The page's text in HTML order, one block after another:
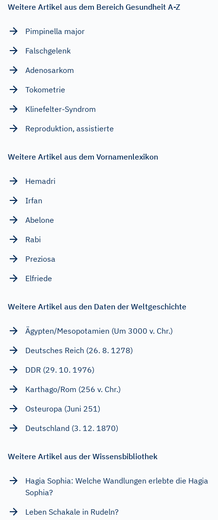
Weitere Artikel aus dem Bereich Gesundheit A-Z
Pimpinella major
Falschgelenk
Adenosarkom
Tokometrie
Klinefelter-Syndrom
Reproduktion, assistierte
Weitere Artikel aus dem Vornamenlexikon
Hemadri
Irfan
Abelone
Rabi
Preziosa
Elfriede
Weitere Artikel aus den Daten der Weltgeschichte
Ägypten/Mesopotamien (Um 3000 v. Chr.)
Deutsches Reich (26. 8. 1278)
DDR (29. 10. 1976)
Karthago/Rom (256 v. Chr.)
Osteuropa (Juni 251)
Deutschland (3. 12. 1870)
Weitere Artikel aus der Wissensbibliothek
Hagia Sophia: Welche Wandlungen erlebte die Hagia
Sophia?
Leben Schakale in Rudeln?